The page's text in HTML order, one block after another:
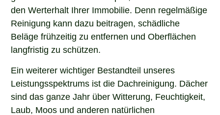
den Werterhalt Ihrer Immobilie. Denn regelmäßige
Reinigung kann dazu beitragen, schädliche
Beläge frühzeitig zu entfernen und Oberflächen
langfristig zu schützen.
Ein weiterer wichtiger Bestandteil unseres
Leistungsspektrums ist die Dachreinigung. Dächer
sind das ganze Jahr über Witterung, Feuchtigkeit,
Laub, Moos und anderen natürlichen